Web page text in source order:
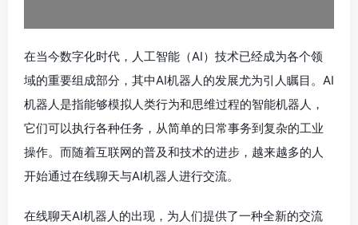
在当今数字化时代，人工智能（AI）技术已经成为各个领
域的重要组成部分，其中AI机器人的发展尤为引人瞩目。AI
机器人是指能够模拟人类行为和思维过程的智能机器人，
它们可以执行各种任务，从简单的日常事务到复杂的工业
操作。而随着互联网的普及和技术的进步，越来越多的人
开始通过在线聊天与AI机器人进行交流。
在线聊天AI机器人的出现，为人们提供了一种全新的交流